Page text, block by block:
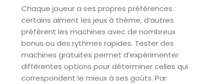
Chaque joueur a ses propres préférences :
certains aiment les jeux à thème, d’autres
préfèrent les machines avec de nombreux
bonus ou des rythmes rapides. Tester des
machines gratuites permet d’expérimenter
différentes options pour déterminer celles qui
correspondent le mieux à ses goûts. Par